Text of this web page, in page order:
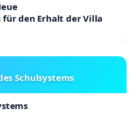
den Erhalt der Villa
Schulsystems